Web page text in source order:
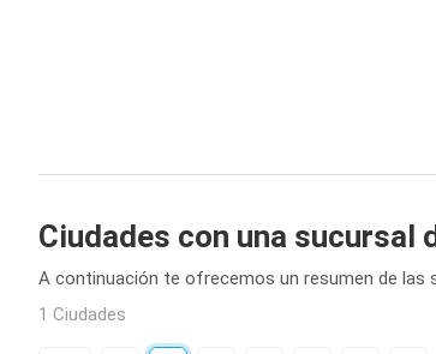
Ciudades con una sucursal
A continuación te ofrecemos un resumen de las
1 Ciudades